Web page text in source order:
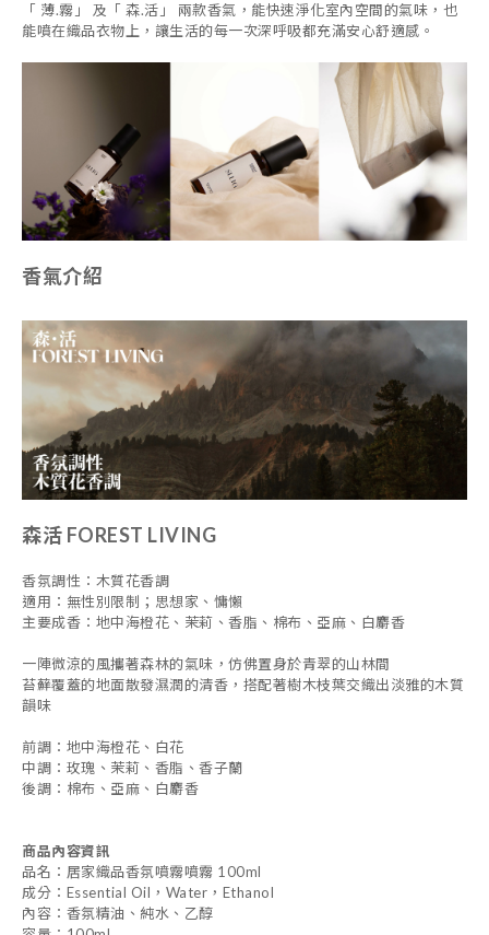
「 薄.霧」 及「 森.活」 兩款香氣，能快速淨化室內空間的氣味，也
能噴在織品衣物上，讓生活的每一次深呼吸都充滿安心舒適感。
香氣介紹
森活 FOREST LIVING
香氛調性：木質花香調
適用：無性別限制；思想家、慵懶
主要成香：地中海橙花、茉莉、香脂、棉布、亞麻、白麝香
一陣微涼的風攜著森林的氣味，仿佛置身於青翠的山林間
苔蘚覆蓋的地面散發濕潤的清香，搭配著樹木枝葉交織出淡雅的木質
韻味
前調： 地中海橙花、白花
中調： 玫瑰、茉莉、香脂、香子蘭
後調： 棉布、亞麻、白麝香
商品內容資訊
品名：居家織品香氛噴霧噴霧 100ml
成分：Essential Oil，Water，Ethanol
內容：香氛精油、純水、乙醇